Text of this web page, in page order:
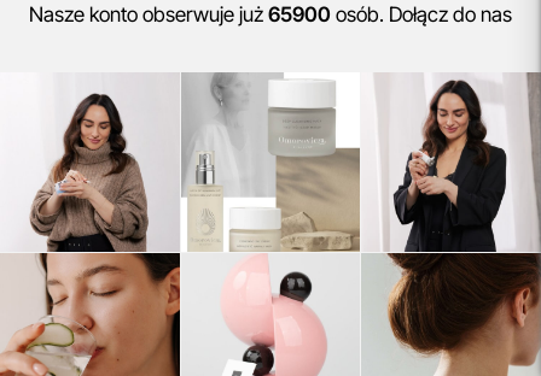
Nasze konto obserwuje już 65900 osób. Dołącz do nas